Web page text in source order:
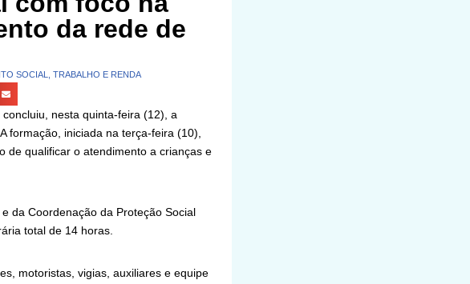
da rede de
SOCIAL, TRABALHO E RENDA
nesta quinta-feira (12), a
formação, iniciada na terça-feira (10),
de qualificar o atendimento a crianças e
da Coordenação da Proteção Social
total de 14 horas.
motoristas, vigias, auxiliares e equipe